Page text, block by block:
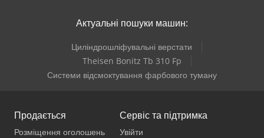
Актуальні пошуки машин:
Циліндрошліфувальні верстати
Theisen Bonitz Tb 310 Fp
Системи відсмоктування фарбового туману
Продається
Розміщення оголошень
Сервіс та підтримка
Увійти